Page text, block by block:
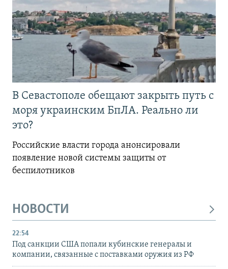
В Севастополе обещают закрыть путь с
моря украинским БпЛА. Реально ли
это?
Российские власти города анонсировали
появление новой системы защиты от
беспилотников
НОВОСТИ
22:54
Под санкции США попали кубинские генералы и
компании, связанные с поставками оружия из РФ